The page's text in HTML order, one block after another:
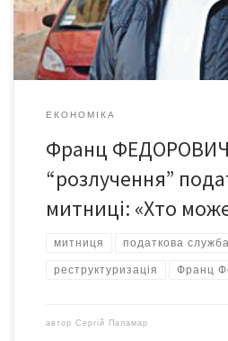
Реформа фіскальних […]
ЕКОНОМІКА
Франц
“розлучення”
митниці: «Хто
митниця податкова служба
реструктуризація Франц
автор Сергій Паламар